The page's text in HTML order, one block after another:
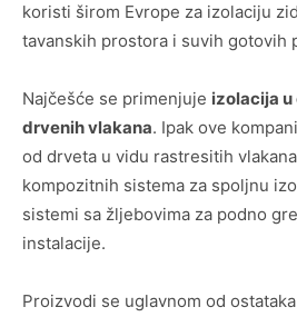
koristi širom Evrope za izolaciju
tavanskih prostora i suvih gotovih
Najčešće se primenjuje izolacija u
drvenih vlakana. Ipak ove
od drveta u vidu rastresitih
kompozitnih sistema za spoljnu
sistemi sa žljebovima za podno
instalacije.
Proizvodi se uglavnom od